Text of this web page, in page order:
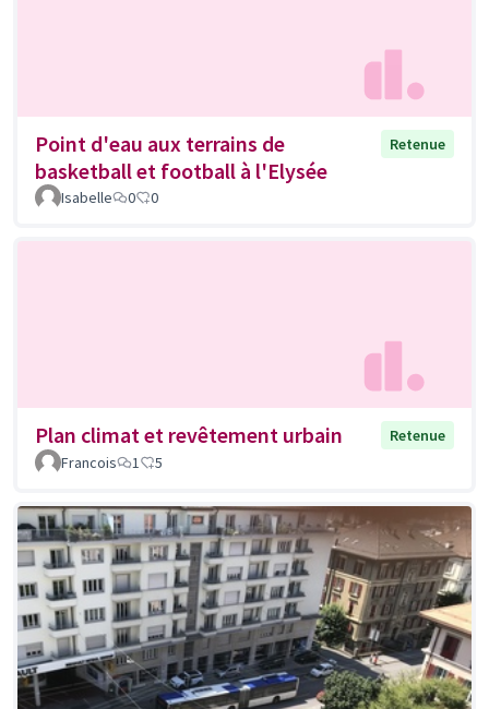
Point d'eau aux terrains de
basketball et football à l'Elysée
Retenue
Isabelle 0 0
Plan climat et revêtement urbain
Retenue
Francois
1 5